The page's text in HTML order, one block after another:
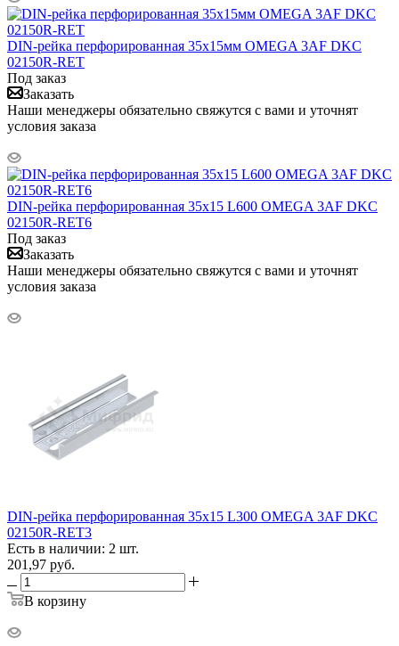
DIN-рейка перфорированная 35х15мм OMEGA 3AF DKC
02150R-RET
Под заказ
Заказать
Наши менеджеры обязательно свяжутся с вами и уточнят
условия заказа
DIN-рейка перфорированная 35х15 L600 OMEGA 3AF DKC
02150R-RET6
Под заказ
Заказать
Наши менеджеры обязательно свяжутся с вами и уточнят
условия заказа
DIN-рейка перфорированная 35х15 L300 OMEGA 3AF DKC
02150R-RET3
Есть в наличии: 2 шт.
201,97 руб.
В корзину